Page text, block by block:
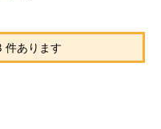
件あります